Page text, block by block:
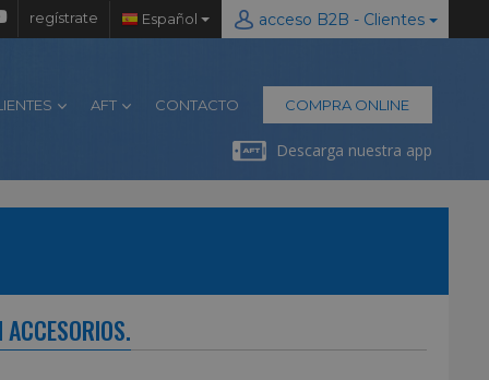
regístrate Español acceso B2B - Clientes
AFT CONTACTO COMPRA ONLINE
Descarga nuestra app